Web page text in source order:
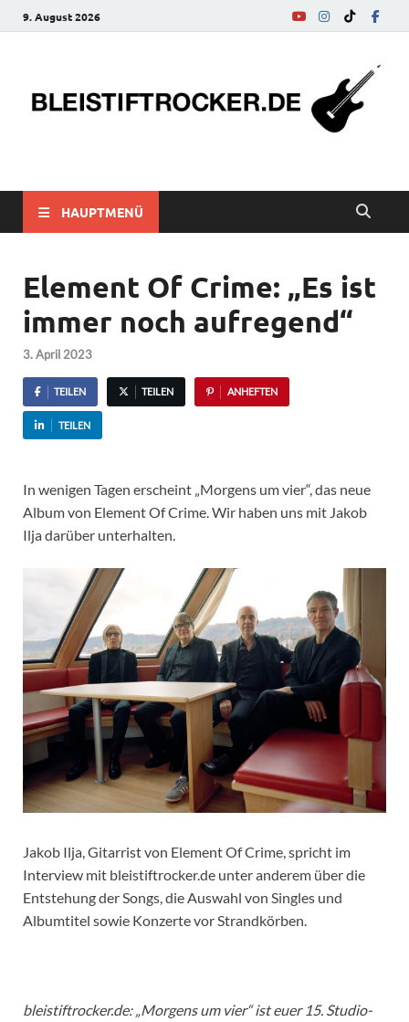
9. August 2026
bleistiftrocker.de
HAUPTMENÜ
Element Of Crime: „Es ist
immer noch aufregend“
3. April 2023
TEILEN TEILEN ANHEFTEN
TEILEN
In wenigen Tagen erscheint „Morgens um vier“, das neue
Album von Element Of Crime. Wir haben uns mit Jakob
Ilja darüber unterhalten.
Jakob Ilja, Gitarrist von Element Of Crime, spricht im
Interview mit bleistiftrocker.de unter anderem über die
Entstehung der Songs, die Auswahl von Singles und
Albumtitel sowie Konzerte vor Strandkörben.
bleistiftrocker.de: „Morgens um vier“ ist euer 15. Studio-